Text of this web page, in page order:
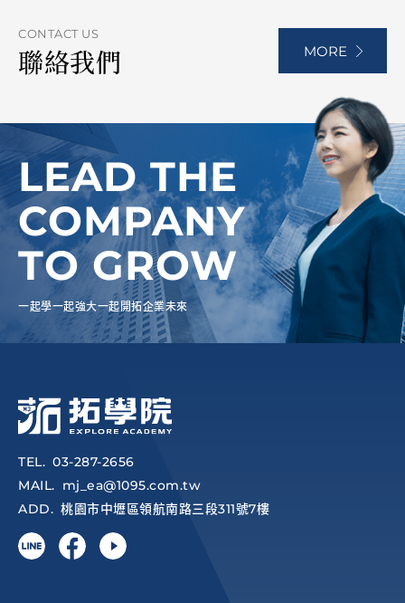
MORE
CONTACT US
聯絡我們
LEAD THE
COMPANY
TO GROW
一起學一起強大一起開拓企業未來
TEL
03-287-2656
MAIL
mj_ea@1095.com.tw
ADD
桃園市中壢區領航南路三段311號7樓